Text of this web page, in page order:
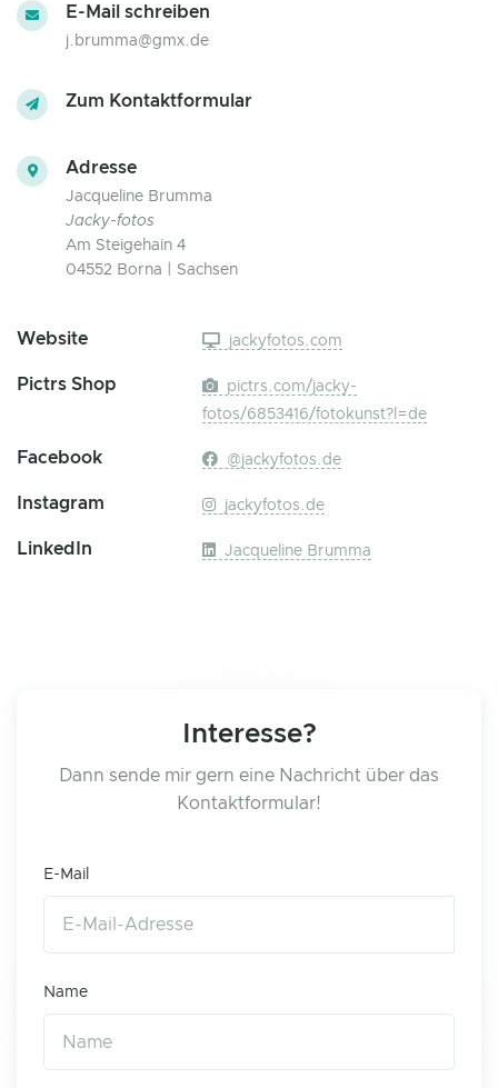
E-Mail schreiben
j.brumma@gmx.de
Zum Kontaktformular
Adresse
Jacqueline Brumma
Jacky-fotos
Am Steigehain 4
04552 Borna | Sachsen
Website jackyfotos.com
Pictrs Shop
pictrs.com/jacky-
fotos/6853416/fotokunst?l=de
Facebook @jackyfotos.de
Instagram jackyfotos.de
LinkedIn Jacqueline Brumma
Interesse?
Dann sende mir gern eine Nachricht über das
Kontaktformular!
E-Mail
Name